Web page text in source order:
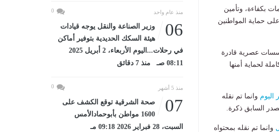
بكفاءة، وتأمين
حماية المواطنين
عصرية قادرة
لحماية أمنها
اليوم وانما تم نقله
السابق ذكرة.
وانما تم نقله بمحتواه
منذ عام واحد 0
06
وزير الصناعة والنقل يوجه قيادات
هيئة السكك الحديدية بتوفير أماكن
في رحلات...اليوم الأربعاء، 2 أبريل 2025
08:11 صـ منذ 7 دقائق
منذ 5 أشهر 0
07
صحة الشرقية توقع الكشف على
1600 مواطن بأبوحمادالأمس
السبت، 28 فبراير 2026 09:18 مـ